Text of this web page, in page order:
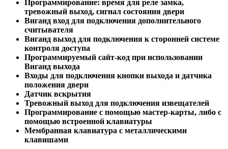
Программирование: время для реле замка,
тревожный выход, сигнал состояния двери
Виганд вход для подключения дополнительного
считывателя
Виганд выход для подключения к сторонней системе
контроля доступа
Программируемый сайт-код при использовании
Виганд выхода
Входы для подключения кнопки выхода и датчика
положения двери
Датчик вскрытия
Тревожный выход для подключения извещателей
Программирование с помощью мастер-карты, либо с
помощью встроенной клавиатуры
Мембранная клавиатура с металлическими
клавишами